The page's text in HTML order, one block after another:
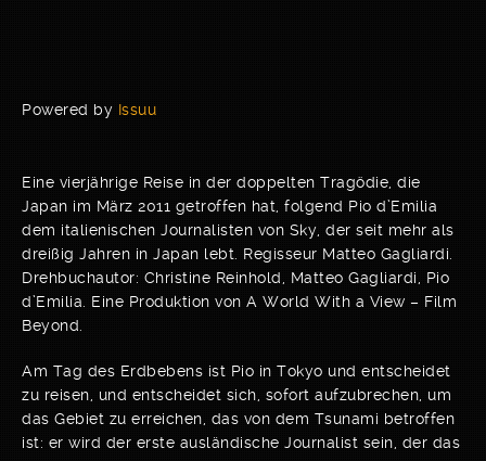
Powered by Issuu
Eine vierjährige Reise in der doppelten Tragödie, die
Japan im März 2011 getroffen hat, folgend Pio d’Emilia
dem italienischen Journalisten von Sky, der seit mehr als
dreißig Jahren in Japan lebt. Regisseur Matteo Gagliardi.
Drehbuchautor: Christine Reinhold, Matteo Gagliardi, Pio
d’Emilia. Eine Produktion von A World With a View – Film
Beyond.
Am Tag des Erdbebens ist Pio in Tokyo und entscheidet
zu reisen, und entscheidet sich, sofort aufzubrechen, um
das Gebiet zu erreichen, das von dem Tsunami betroffen
ist: er wird der erste ausländische Journalist sein, der das